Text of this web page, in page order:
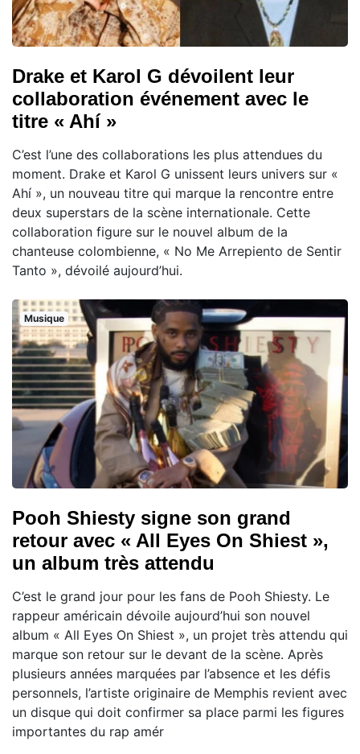
Drake et Karol G dévoilent leur
collaboration événement avec le
titre « Ahí »
C’est l’une des collaborations les plus attendues du
moment. Drake et Karol G unissent leurs univers sur «
Ahí », un nouveau titre qui marque la rencontre entre
deux superstars de la scène internationale. Cette
collaboration figure sur le nouvel album de la
chanteuse colombienne, « No Me Arrepiento de Sentir
Tanto », dévoilé aujourd’hui.
Musique
Pooh Shiesty signe son grand
retour avec « All Eyes On Shiest »,
un album très attendu
C’est le grand jour pour les fans de Pooh Shiesty. Le
rappeur américain dévoile aujourd’hui son nouvel
album « All Eyes On Shiest », un projet très attendu qui
marque son retour sur le devant de la scène. Après
plusieurs années marquées par l’absence et les défis
personnels, l’artiste originaire de Memphis revient avec
un disque qui doit confirmer sa place parmi les figures
importantes du rap amér